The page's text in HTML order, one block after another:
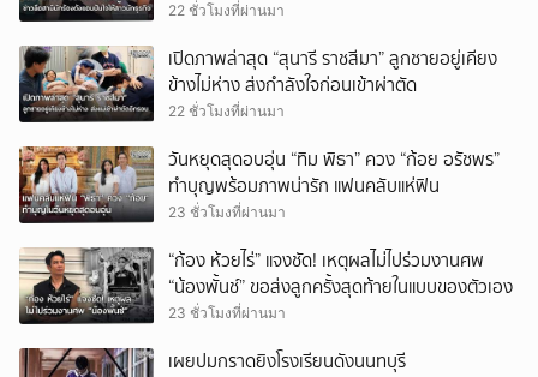
22 ชั่วโมงที่ผ่านมา
เปิดภาพล่าสุด “สุนารี ราชสีมา” ลูกชายอยู่เคียง
ข้างไม่ห่าง ส่งกำลังใจก่อนเข้าผ่าตัด
22 ชั่วโมงที่ผ่านมา
วันหยุดสุดอบอุ่น “ทิม พิธา” ควง “ก้อย อรัชพร”
ทำบุญพร้อมภาพน่ารัก แฟนคลับแห่ฟิน
23 ชั่วโมงที่ผ่านมา
“ก้อง ห้วยไร่” แจงชัด! เหตุผลไม่ไปร่วมงานศพ
“น้องพั้นช์” ขอส่งลูกครั้งสุดท้ายในแบบของตัวเอง
23 ชั่วโมงที่ผ่านมา
เผยปมกราดยิงโรงเรียนดังนนทบุรี